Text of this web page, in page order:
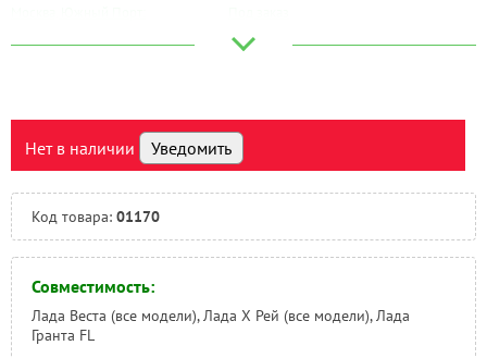
Под заказ
Есть
Тюмень:
Под заказ
Нет в наличии Уведомить
Код товара: 01170
Совместимость:
Лада Веста (все модели), Лада Х Рей (все модели), Лада
Гранта FL